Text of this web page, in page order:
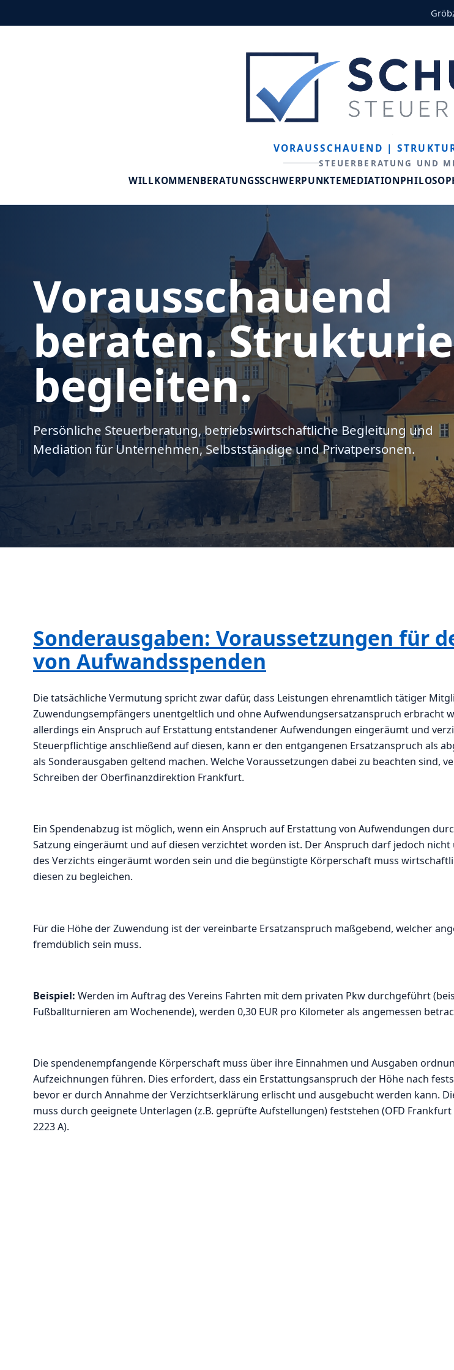
VORAUSSCHAUEND |
STEUERBERATUNG UND
WILLKOMMENBERATUNGSSCHWERPUNKTEMEDIATION
Vorausschauend
beraten.
begleiten.
Persönliche Steuerberatung, betriebswirtschaftliche Begleitung und
Mediation für Unternehmen, Selbstständige und Privatpersonen.
Sonderausgaben: Voraussetzungen für
von Aufwandsspenden
Die tatsächliche Vermutung spricht zwar dafür, dass Leistungen ehrenamtlich tätiger
Zuwendungsempfängers unentgeltlich und ohne Aufwendungsersatzanspruch erbracht
allerdings ein Anspruch auf Erstattung entstandener Aufwendungen eingeräumt und
Steuerpflichtige anschließend auf diesen, kann er den entgangenen Ersatzanspruch als
als Sonderausgaben geltend machen. Welche Voraussetzungen dabei zu beachten sind,
Schreiben der Oberfinanzdirektion Frankfurt.
Ein Spendenabzug ist möglich, wenn ein Anspruch auf Erstattung von Aufwendungen
Satzung eingeräumt und auf diesen verzichtet worden ist. Der Anspruch darf jedoch
des Verzichts eingeräumt worden sein und die begünstigte Körperschaft muss
diesen zu begleichen.
Für die Höhe der Zuwendung ist der vereinbarte Ersatzanspruch maßgebend, welcher
fremdüblich sein muss.
Beispiel: Werden im Auftrag des Vereins Fahrten mit dem privaten Pkw durchgeführt
Fußballturnieren am Wochenende), werden 0,30 EUR pro Kilometer als angemessen
Die spendenempfangende Körperschaft muss über ihre Einnahmen und Ausgaben
Aufzeichnungen führen. Dies erfordert, dass ein Erstattungsanspruch der Höhe nach
bevor er durch Annahme der Verzichtserklärung erlischt und ausgebucht werden kann.
muss durch geeignete Unterlagen (z.B. geprüfte Aufstellungen) feststehen (OFD Frankfurt
2223 A).